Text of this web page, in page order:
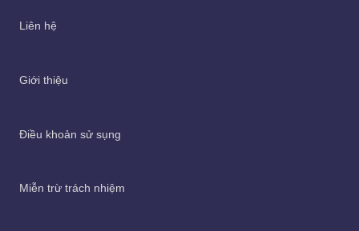
Liên hệ
Giới thiệu
Điều khoản sử sụng
Miễn trừ trách nhiệm